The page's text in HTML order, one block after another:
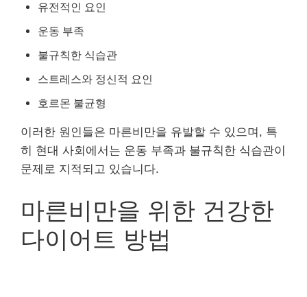
유전적인 요인
운동 부족
불규칙한 식습관
스트레스와 정신적 요인
호르몬 불균형
이러한 원인들은 마른비만을 유발할 수 있으며, 특
히 현대 사회에서는 운동 부족과 불규칙한 식습관이
문제로 지적되고 있습니다.
마른비만을 위한 건강한
다이어트 방법